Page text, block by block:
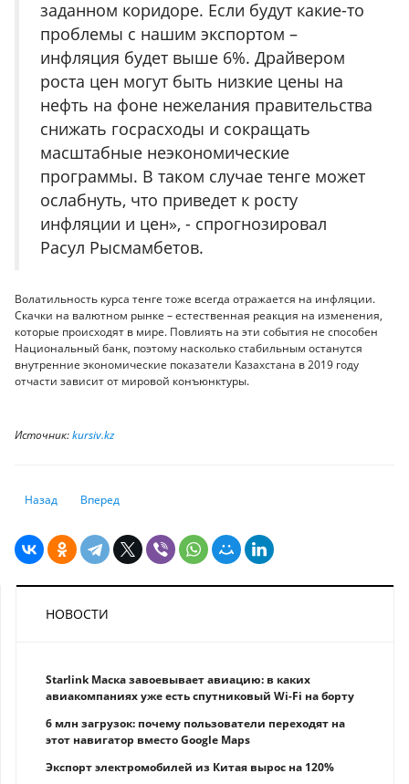
заданном коридоре. Если будут какие-то
проблемы с нашим экспортом –
инфляция будет выше 6%. Драйвером
роста цен могут быть низкие цены на
нефть на фоне нежелания правительства
снижать госрасходы и сокращать
масштабные неэкономические
программы. В таком случае тенге может
ослабнуть, что приведет к росту
инфляции и цен», - спрогнозировал
Расул Рысмамбетов.
Волатильность курса тенге тоже всегда отражается на инфляции.
Скачки на валютном рынке – естественная реакция на изменения,
которые происходят в мире. Повлиять на эти события не способен
Национальный банк, поэтому насколько стабильным останутся
внутренние экономические показатели Казахстана в 2019 году
отчасти зависит от мировой конъюнктуры.
Источник:kursiv.kz
Предыдущий: Предновогодний скачок доллара обошелся Казахстану
Назад Следующий: Нацбанк применил 7 санкций и
Вперед
НОВОСТИ
Starlink Маска завоевывает авиацию: в каких
авиакомпаниях уже есть спутниковый Wi-Fi на борту
6 млн загрузок: почему пользователи переходят на
этот навигатор вместо Google Maps
Экспорт электромобилей из Китая вырос на 120%